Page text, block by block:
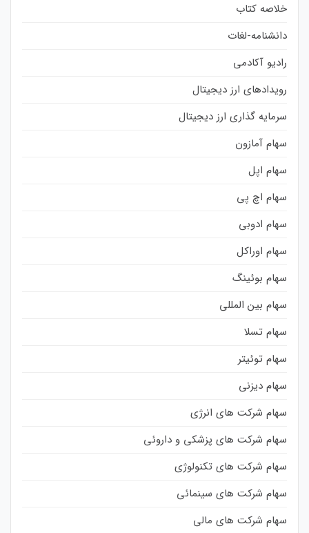
خلاصه کتاب
دانشنامه-لغات
رادیو آکادمی
رویدادهای ارز دیجیتال
سرمایه گذاری ارز دیجیتال
سهام آمازون
سهام اپل
سهام اچ پی
سهام ادوبی
سهام اوراکل
سهام بوئینگ
سهام بین المللی
سهام تسلا
سهام توئیتر
سهام دیزنی
سهام شرکت های انرژی
سهام شرکت های پزشکی و داروئی
سهام شرکت های تکنولوژی
سهام شرکت های سینمائی
سهام شرکت های مالی